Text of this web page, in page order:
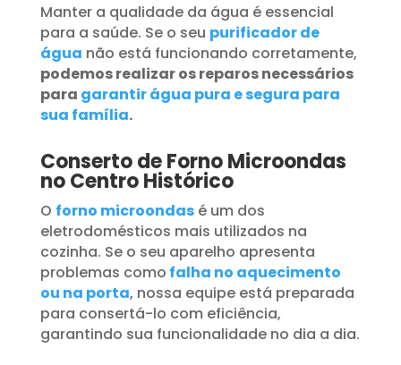
Manter a qualidade da água é essencial
para a saúde. Se o seu purificador de
água não está funcionando corretamente,
podemos realizar os reparos necessários
para garantir água pura e segura para
sua família.
Conserto de Forno Microondas
no Centro Histórico
O forno microondasé um dos
eletrodomésticos mais utilizados na
cozinha. Se o seu aparelho apresenta
problemas como falha no aquecimento
ou na porta, nossa equipe está preparada
para consertá-lo com eficiência,
garantindo sua funcionalidade no dia a dia.